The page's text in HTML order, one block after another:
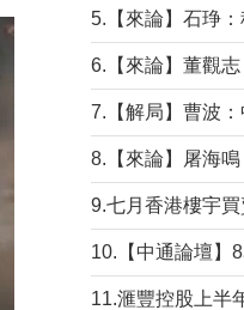
6.【來論】董觀
9.七月香港樓宇
11.滙豐控股上半